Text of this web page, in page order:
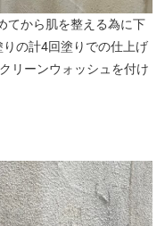
てから肌を整える為に下
りの計4回塗りでの仕上げ
リーンウォッシュを付け